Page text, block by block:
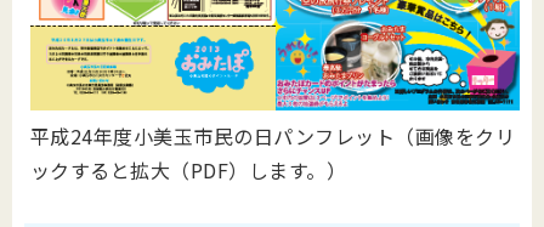
平成24年度小美玉市民の日パンフレット（画像をクリ
ックすると拡大（PDF）します。）